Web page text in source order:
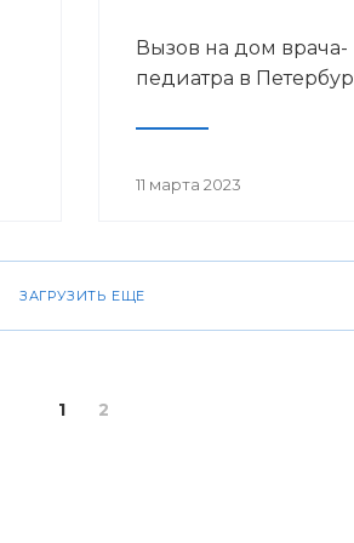
Вызов на дом врача-
педиатра в
11 марта 2023
ЗАГРУЗИТЬ ЕЩЕ
1 2